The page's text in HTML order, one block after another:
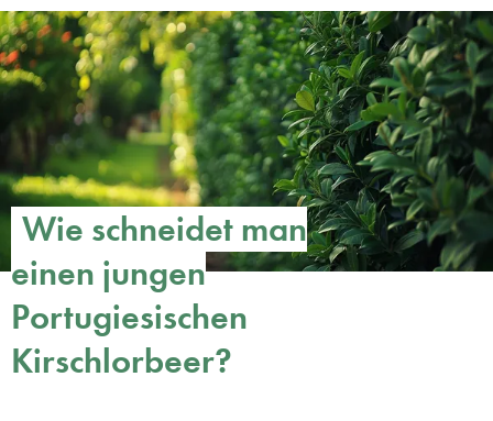
Wie schneidet man
einen jungen
Portugiesischen
Kirschlorbeer?